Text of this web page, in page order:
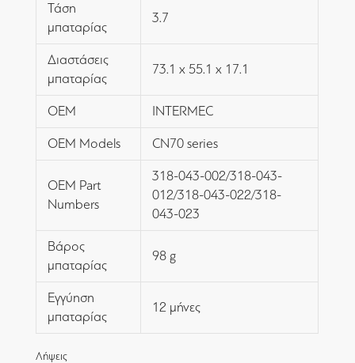
Τάση
μπαταρίας
3.7
Διαστάσεις
μπαταρίας
73.1 x 55.1 x 17.1
OEM INTERMEC
OEM Models CN70 series
OEM Part
Numbers
318-043-002/318-043-
012/318-043-022/318-
043-023
Βάρος
μπαταρίας
98 g
Εγγύηση
μπαταρίας
12 μήνες
Λήψεις